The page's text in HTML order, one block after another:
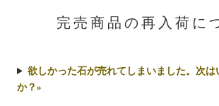
完売商品の再入荷に
欲しかった石が売れてしまいました。次
か？»